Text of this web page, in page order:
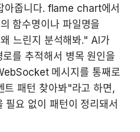
아줍니다. flame chart에서
함수명이나 파일명을
느린지 분석해봐." AI가
를 추적해서 병목 원인을
메시지를 통째로
트 패턴 찾아봐"라고 하면,
필요 없이 패턴이 정리돼서